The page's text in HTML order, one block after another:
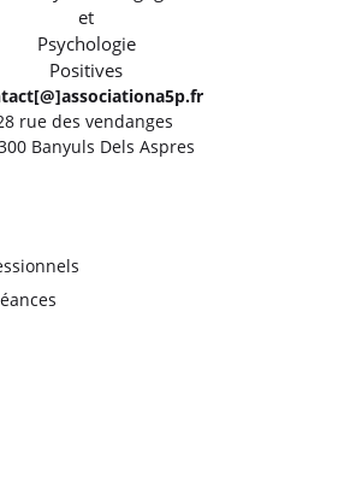
rue des vendanges
Banyuls Dels Aspres